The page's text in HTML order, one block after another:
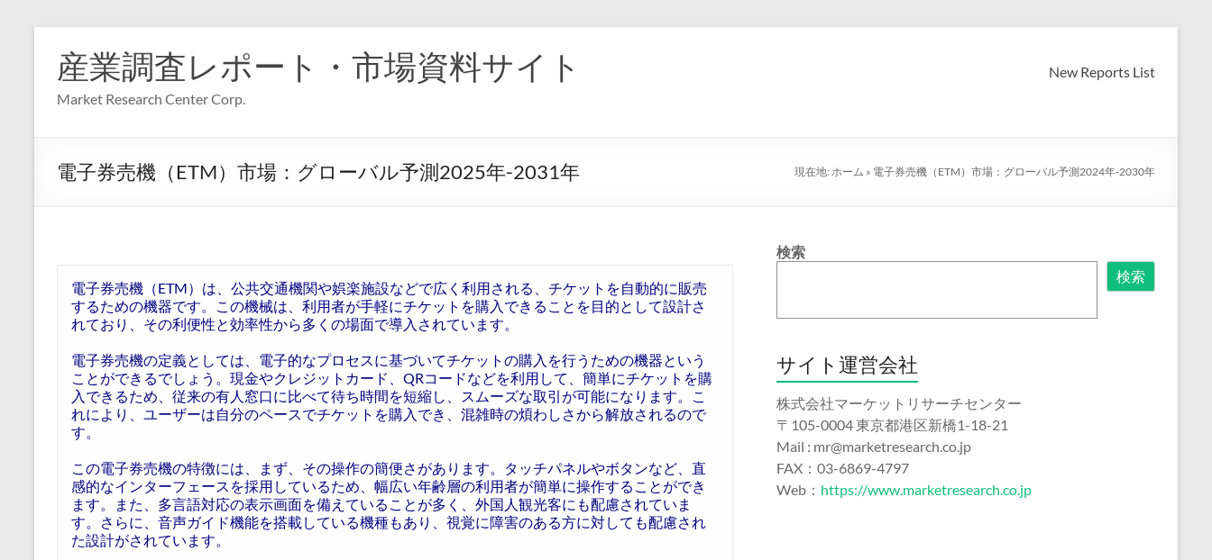
産業調査レポート・市場資料サイト
Market Research Center Corp.
New Reports List
電子券売機（ETM）市場：グローバル予測2025年-2031年 現在地: ホーム » 電子券売機（ETM）市場：グローバル予測2024年-2030年
電子券売機（ETM）は、公共交通機関や娯楽施設などで広く利用される、チケットを自動的に販売
するための機器です。この機械は、利用者が手軽にチケットを購入できることを目的として設計さ
れており、その利便性と効率性から多くの場面で導入されています。
電子券売機の定義としては、電子的なプロセスに基づいてチケットの購入を行うための機器という
ことができるでしょう。現金やクレジットカード、QRコードなどを利用して、簡単にチケットを購
入できるため、従来の有人窓口に比べて待ち時間を短縮し、スムーズな取引が可能になります。こ
れにより、ユーザーは自分のペースでチケットを購入でき、混雑時の煩わしさから解放されるので
す。
この電子券売機の特徴には、まず、その操作の簡便さがあります。タッチパネルやボタンなど、直
感的なインターフェースを採用しているため、幅広い年齢層の利用者が簡単に操作することができ
ます。また、多言語対応の表示画面を備えていることが多く、外国人観光客にも配慮されていま
す。さらに、音声ガイド機能を搭載している機種もあり、視覚に障害のある方に対しても配慮され
た設計がされています。
検索
検索
サイト運営会社
株式会社マーケットリサーチセンター
〒105-0004 東京都港区新橋1-18-21
Mail : mr@marketresearch.co.jp
FAX：03-6869-4797
Web： https://www.marketresearch.co.jp